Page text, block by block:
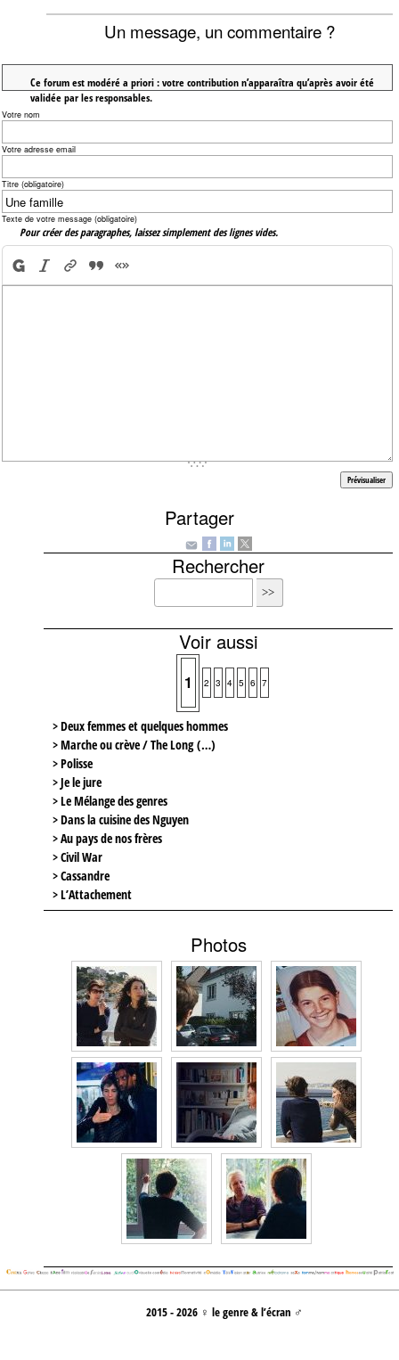
Un message, un commentaire ?
Ce forum est modéré a priori : votre contribution n’apparaîtra qu’après avoir été
validée par les responsables.
Votre nom
Votre adresse email
Titre (obligatoire)
Texte de votre message (obligatoire)
Pour créer des paragraphes, laissez simplement des lignes vides.
Partager
Rechercher
Voir aussi
1 2 3 4 5 6 7
> Deux femmes et quelques hommes
> Marche ou crève / The Long (…)
> Polisse
> Je le jure
> Le Mélange des genres
> Dans la cuisine des Nguyen
> Au pays de nos frères
> Civil War
> Cassandre
> L’Attachement
Photos
2015 - 2026 ♀ le genre & l’écran ♂